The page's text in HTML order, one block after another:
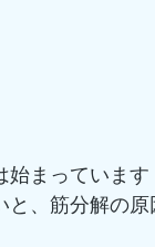
まっています
、筋分解の